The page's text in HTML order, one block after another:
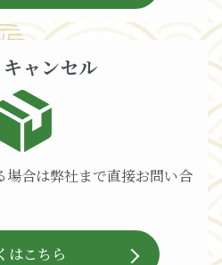
ャンセル
場合は弊社まで直接お問い合
はこちら